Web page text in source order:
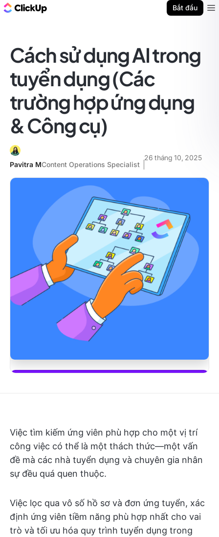
Bắt đầu
Cách sử dụng AI trong
tuyển dụng (Các
trường hợp ứng dụng
& Công cụ)
Pavitra MContent Operations Specialist
26 tháng 10, 2025
Việc tìm kiếm ứng viên phù hợp cho một vị trí
công việc có thể là một thách thức—một vấn
đề mà các nhà tuyển dụng và chuyên gia nhân
sự đều quá quen thuộc.
Việc lọc qua vô số hồ sơ và đơn ứng tuyển, xác
định ứng viên tiềm năng phù hợp nhất cho vai
trò và tối ưu hóa quy trình tuyển dụng trong